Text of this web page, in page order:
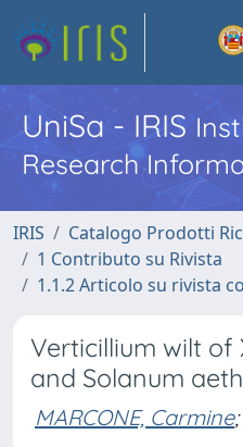
UniSa - IRIS
Research
IRIS
Catalogo Prodotti
1 Contributo su Rivista
1.1.2 Articolo su rivista
Verticillium wilt of
and Solanum
MARCONE, Carmine;